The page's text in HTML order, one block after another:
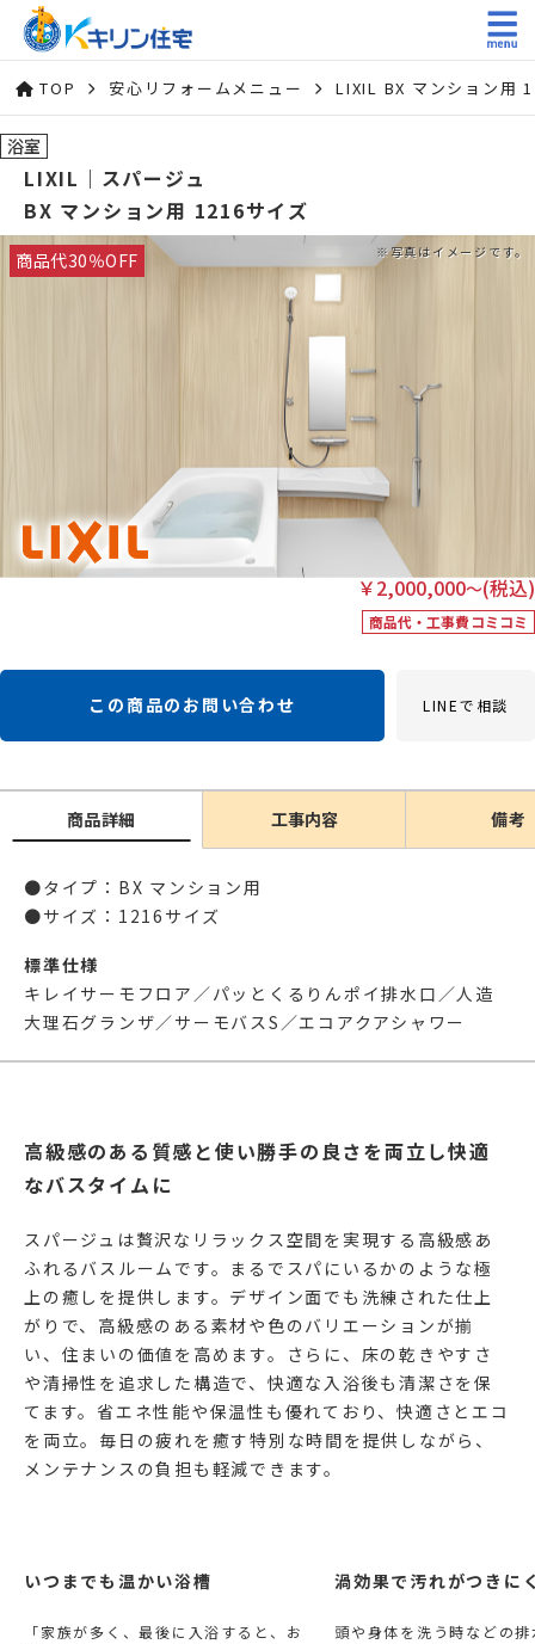
TOP 安心リフォームメニュー LIXIL BX マンション用
浴室
LIXIL｜スパージュ
BX マンション用 1216サイズ
商品代30％OFF
￥2,000,000〜(税込)
商品代・工事費コミコミ
この商品のお問い合わせ LINEで相談
商品詳細 工事内容 備考
●タイプ：BX マンション用
●サイズ：1216サイズ
標準仕様
キレイサーモフロア／パッとくるりんポイ排水口／人造
大理石グランザ／サーモバスS／エコアクアシャワー
高級感のある質感と使い勝手の良さを両立し快適
なバスタイムに
スパージュは贅沢なリラックス空間を実現する高級感あ
ふれるバスルームです。まるでスパにいるかのような極
上の癒しを提供します。デザイン面でも洗練された仕上
がりで、高級感のある素材や色のバリエーションが揃
い、住まいの価値を高めます。さらに、床の乾きやすさ
や清掃性を追求した構造で、快適な入浴後も清潔さを保
てます。省エネ性能や保温性も優れており、快適さとエコ
を両立。毎日の疲れを癒す特別な時間を提供しながら、
メンテナンスの負担も軽減できます。
いつまでも温かい浴槽
「家族が多く、最後に入浴すると、お
渦効果で汚れがつきに
頭や身体を洗う時などの